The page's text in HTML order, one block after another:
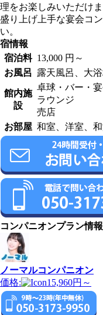
理をお楽しみいただけ
盛り上げ上手な宴会コ
い。
宿情報
宿泊料 13,000 円～
お風呂 露天風呂、大
館内施
設
卓球・バー・
ラウンジ
売店
お部屋 和室、洋室、
コンパニオンプラン情報
ノーマルコンパニオン
価格:
15,960円～